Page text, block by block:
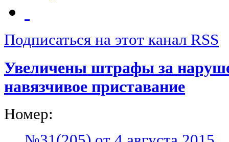
Подписаться на этот канал RSS
Увеличены штрафы за
навязчивое приставание
Номер: